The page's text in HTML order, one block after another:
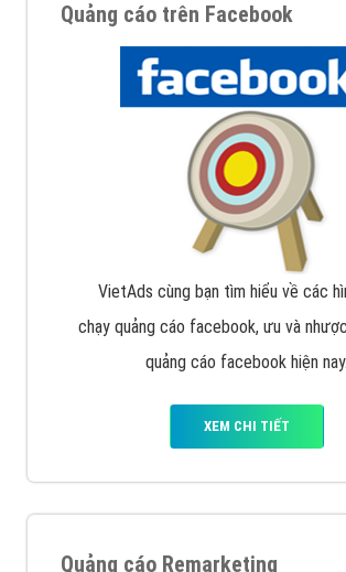
Quảng cáo trên Facebook
VietAds cùng bạn tìm hiểu về các
chạy quảng cáo facebook, ưu và
quảng cáo facebook hiện nay.
XEM CHI TIẾT
Quảng cáo Remarketing